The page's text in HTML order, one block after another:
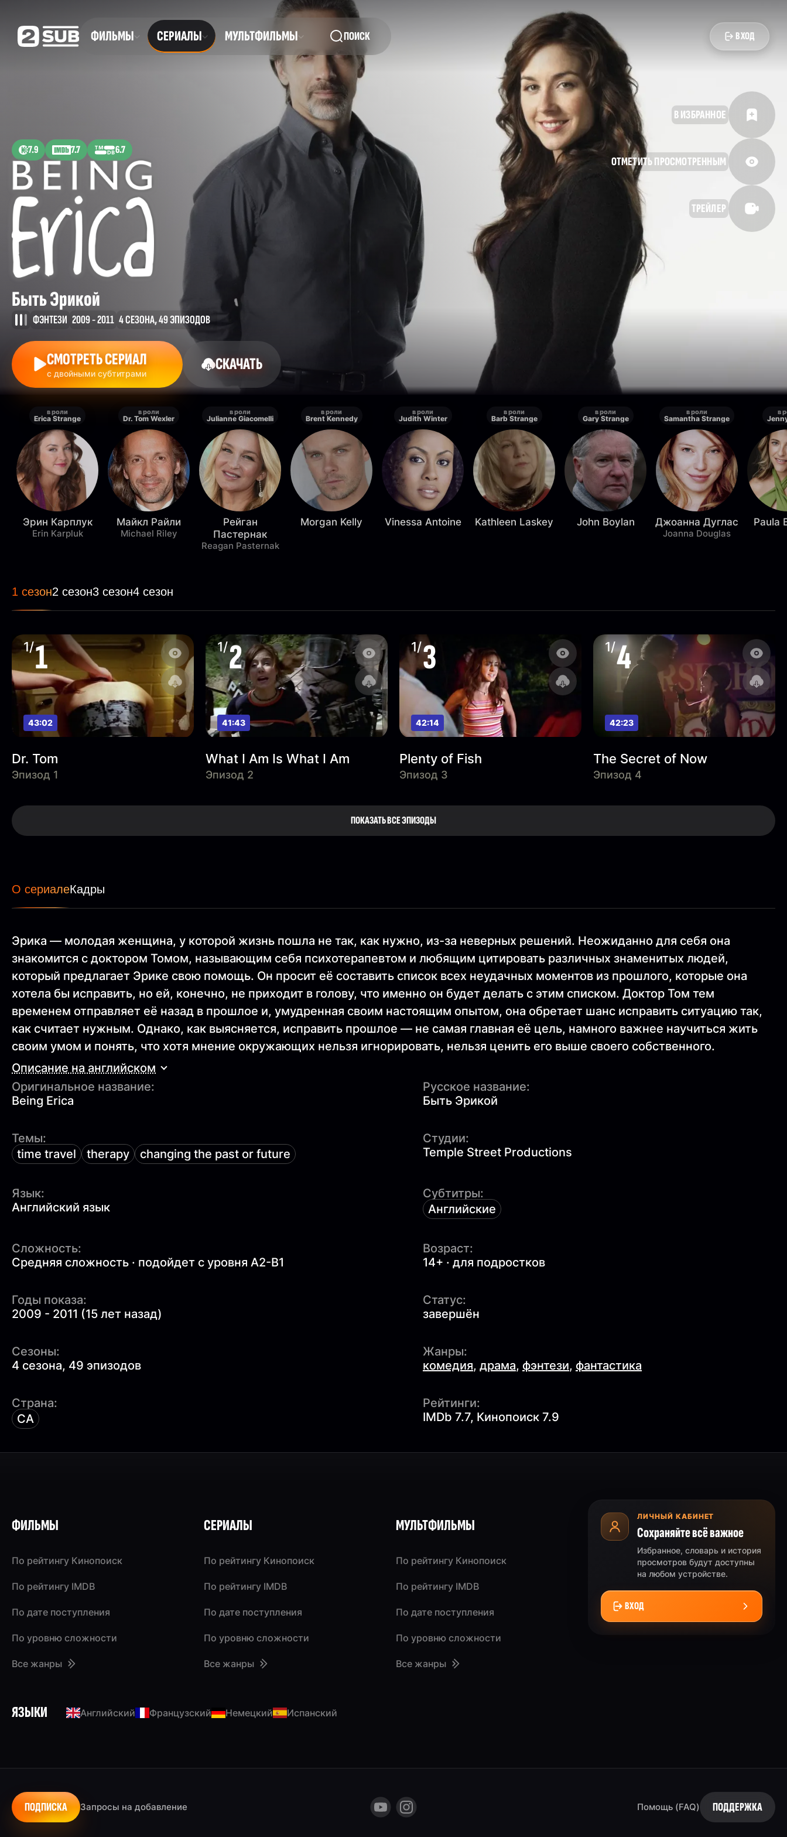
ФИЛЬМЫ СЕРИАЛЫ МУЛЬТФИЛЬМЫ ПОИСК ВХОД
7.9 7.7 6.7
Быть Эрикой
ФЭНТЕЗИ 2009 - 2011 4 СЕЗОНА, 49 ЭПИЗОДОВ
СМОТРЕТЬ СЕРИАЛ
с двойными субтитрами СКАЧАТЬ
В ИЗБРАННОЕ
ОТМЕТИТЬ ПРОСМОТРЕННЫМ
ТРЕЙЛЕР
в роли
Erica Strange
Эрин Карплук
Erin Karpluk
в роли
Dr. Tom Wexler
Майкл Райли
Michael Riley
в роли
Julianne Giacomelli
Рейган
Пастернак
Reagan Pasternak
в роли
Brent Kennedy
Morgan Kelly
в роли
Judith Winter
Vinessa Antoine
в роли
Barb Strange
Kathleen Laskey
в роли
Gary Strange
John Boylan
в роли
Samantha Strange
Джоанна Дуглас
Joanna Douglas
в
Paula
1 сезон2 сезон3 сезон4 сезон
1/1
43:02
Dr. Tom
Эпизод 1
1/2
41:43
What I Am Is What I Am
Эпизод 2
1/3
42:14
Plenty of Fish
Эпизод 3
1/4
42:23
The Secret of Now
Эпизод 4
ПОКАЗАТЬ ВСЕ ЭПИЗОДЫ
О сериалеКадры
Эрика — молодая женщина, у которой жизнь пошла не так, как нужно, из-за неверных решений. Неожиданно для себя она
знакомится с доктором Томом, называющим себя психотерапевтом и любящим цитировать различных знаменитых людей,
который предлагает Эрике свою помощь. Он просит её составить список всех неудачных моментов из прошлого, которые она
хотела бы исправить, но ей, конечно, не приходит в голову, что именно он будет делать с этим списком. Доктор Том тем
временем отправляет её назад в прошлое и, умудренная своим настоящим опытом, она обретает шанс исправить ситуацию так,
как считает нужным. Однако, как выясняется, исправить прошлое — не самая главная её цель, намного важнее научиться жить
своим умом и понять, что хотя мнение окружающих нельзя игнорировать, нельзя ценить его выше своего собственного.
Описание на английском
Оригинальное название:
Being Erica
Русское название:
Быть Эрикой
Темы:
time travel
therapy changing the past or future
Студии:
Temple Street Productions
Язык:
Английский язык
Субтитры:
Английские
Сложность:
Средняя сложность · подойдет с уровня A2-B1
Возраст:
14+ · для подростков
Годы показа:
2009 - 2011 (15 лет назад)
Статус:
завершён
Сезоны:
4 сезона, 49 эпизодов
Жанры:
комедия, драма, фэнтези, фантастика
Страна:
CA
Рейтинги:
IMDb 7.7, Кинопоиск 7.9
ЯЗЫКИ Английский Французский Немецкий Испанский
ФИЛЬМЫ
По рейтингу Кинопоиск
По рейтингу IMDB
По дате поступления
По уровню сложности
Все жанры
СЕРИАЛЫ
По рейтингу Кинопоиск
По рейтингу IMDB
По дате поступления
По уровню сложности
Все жанры
МУЛЬТФИЛЬМЫ
По рейтингу Кинопоиск
По рейтингу IMDB
По дате поступления
По уровню сложности
Все жанры
ЛИЧНЫЙ КАБИНЕТ
Сохраняйте всё важное
Избранное, словарь и история
просмотров будут доступны
на любом устройстве.
ВХОД
Запросы на добавление
ПОДПИСКА Помощь (FAQ) ПОДДЕРЖКА